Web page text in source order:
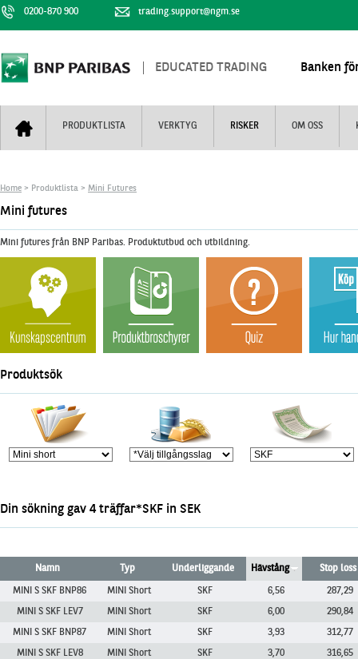
0200-870 900 trading.support@ngm.se
EDUCATED TRADING Banken
PRODUKTLISTA VERKTYG RISKER OM OSS
Mini Futures
Turbowarranter
Unlimited Turbos
Nya produkter
Stoppade & förfallna produkter
Utsålda produkter
Nyhestbrev+
Dagens urval
Realtidskurser
Knock-plocken
Kunskapscentra
Hur handlar jag
Finansiell information
Vi är tennis
Home > Produktlista > Mini Futures
Mini futures
Mini futures från BNP Paribas. Produktutbud och utbildning.
Produktsök
Din sökning gav 4 träffar*SKF in SEK
Namn Typ Underliggande Hävstång Stop loss
MINI S SKF BNP86 MINI Short SKF 6,56 287,29
MINI S SKF LEV7 MINI Short SKF 6,00 290,84
MINI S SKF BNP87 MINI Short SKF 3,93 312,77
MINI S SKF LEV8 MINI Short SKF 3,70 316,65